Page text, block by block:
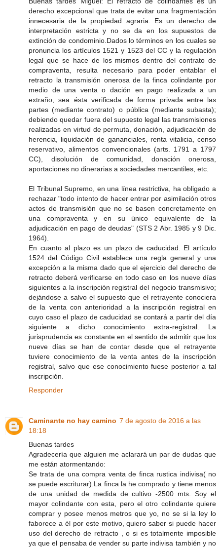
derecho excepcional que trata de evitar una fragmentación
innecesaria de la propiedad agraria. Es un derecho de
interpretación estricta y no se da en los supuestos de
extinción de condominio.Dados lo términos en los cuales se
pronuncia los artículos 1521 y 1523 del CC y la regulación
legal que se hace de los mismos dentro del contrato de
compraventa, resulta necesario para poder entablar el
retracto la transmisión onerosa de la finca colindante por
medio de una venta o dación en pago realizada a un
extraño, sea ésta verificada de forma privada entre las
partes (mediante contrato) o pública (mediante subasta);
debiendo quedar fuera del supuesto legal las transmisiones
realizadas en virtud de permuta, donación, adjudicación de
herencia, liquidación de gananciales, renta vitalicia, censo
reservativo, alimentos convencionales (arts. 1791 a 1797
CC), disolución de comunidad, donación onerosa,
aportaciones no dinerarias a sociedades mercantiles, etc.
El Tribunal Supremo, en una línea restrictiva, ha obligado a
rechazar "todo intento de hacer entrar por asimilación otros
actos de transmisión que no se basen concretamente en
una compraventa y en su único equivalente de la
adjudicación en pago de deudas" (STS 2 Abr. 1985 y 9 Dic.
1964).
En cuanto al plazo es un plazo de caducidad. El artículo
1524 del Código Civil establece una regla general y una
excepción a la misma dado que el ejercicio del derecho de
retracto deberá verificarse en todo caso en los nueve días
siguientes a la inscripción registral del negocio transmisivo;
dejándose a salvo el supuesto que el retrayente conociera
de la venta con anterioridad a la inscripción registral en
cuyo caso el plazo de caducidad se contará a partir del día
siguiente a dicho conocimiento extra-registral. La
jurisprudencia es constante en el sentido de admitir que los
nueve días se han de contar desde que el retrayente
tuviere conocimiento de la venta antes de la inscripción
registral, salvo que ese conocimiento fuese posterior a tal
inscripción.
Responder
Caminante no hay camino 7 de agosto de 2016 a las
18:18
Buenas tardes
Agradecería que alguien me aclarará un par de dudas que
me están atormentando:
Se trata de una compra venta de finca rustica indivisa( no
se puede escriturar).La finca la he comprado y tiene menos
de una unidad de medida de cultivo -2500 mts. Soy el
mayor colindante con esta, pero el otro colindante quiere
comprar y posee menos metros que yo, no se si la ley lo
faborece a él por este motivo, quiero saber si puede hacer
uso del derecho de retracto , o si es totalmente imposible
ya que el pensaba de vender su parte indivisa también y no